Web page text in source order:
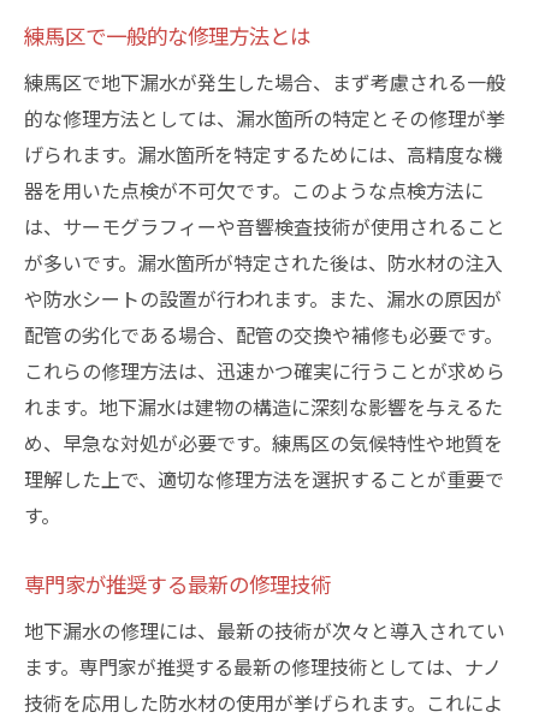
練馬区で一般的な修理方法とは
練馬区で地下漏水が発生した場合、まず考慮される一般
的な修理方法としては、漏水箇所の特定とその修理が挙
げられます。漏水箇所を特定するためには、高精度な機
器を用いた点検が不可欠です。このような点検方法に
は、サーモグラフィーや音響検査技術が使用されること
が多いです。漏水箇所が特定された後は、防水材の注入
や防水シートの設置が行われます。また、漏水の原因が
配管の劣化である場合、配管の交換や補修も必要です。
これらの修理方法は、迅速かつ確実に行うことが求めら
れます。地下漏水は建物の構造に深刻な影響を与えるた
め、早急な対処が必要です。練馬区の気候特性や地質を
理解した上で、適切な修理方法を選択することが重要で
す。
専門家が推奨する最新の修理技術
地下漏水の修理には、最新の技術が次々と導入されてい
ます。専門家が推奨する最新の修理技術としては、ナノ
技術を応用した防水材の使用が挙げられます。これによ